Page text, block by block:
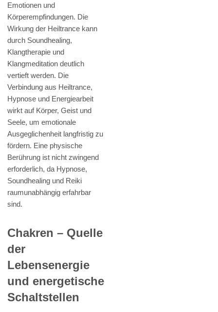
Emotionen und
Körperempfindungen. Die
Wirkung der Heiltrance kann
durch Soundhealing,
Klangtherapie und
Klangmeditation deutlich
vertieft werden. Die
Verbindung aus Heiltrance,
Hypnose und Energiearbeit
wirkt auf Körper, Geist und
Seele, um emotionale
Ausgeglichenheit langfristig zu
fördern. Eine physische
Berührung ist nicht zwingend
erforderlich, da Hypnose,
Soundhealing und Reiki
raumunabhängig erfahrbar
sind.
Chakren – Quelle
der
Lebensenergie
und energetische
Schaltstellen